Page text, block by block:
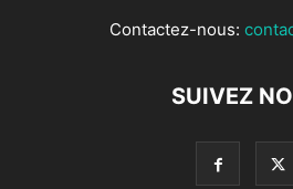
Les conditions d’utilisation